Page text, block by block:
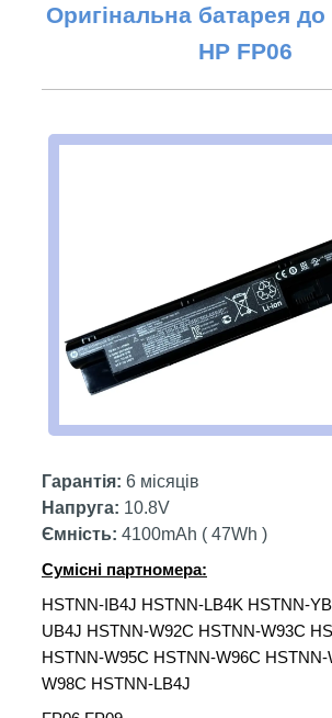
Оригінальна батарея до
HP FP06
Гарантія: 6 місяців
Напруга: 10.8V
Ємність: 4100mAh ( 47Wh )
Сумісні партномера:
HSTNN-IB4J HSTNN-LB4K HSTNN-
UB4J HSTNN-W92C HSTNN-W93C
HSTNN-W95C HSTNN-W96C
W98C HSTNN-LB4J